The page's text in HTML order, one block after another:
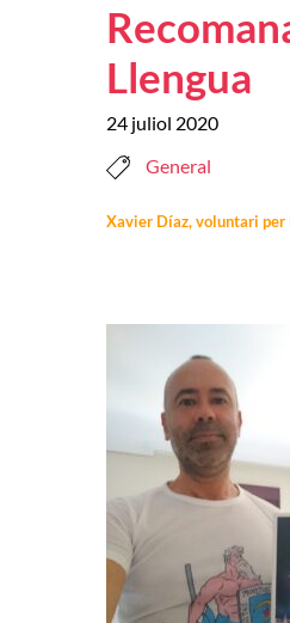
Llengua
24 juliol 2020
General
Xavier Díaz, voluntari per